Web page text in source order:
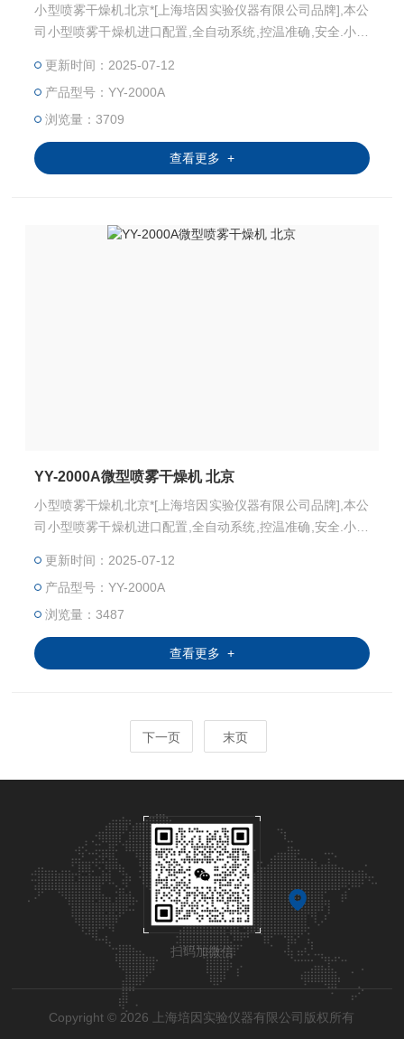
小型喷雾干燥机北京*[上海培因实验仪器有限公司品牌],本公
司小型喷雾干燥机进口配置,全自动系统,控温准确,安全.小型
究所和食品医药化工企业实验室生产微量颗粒粉末，对所有
溶液如乳浊液、悬浮液具有广谱适用性,适用于对 热敏感性
物的干燥如生物制品、生物农药、酶制剂等，因所喷出的物
料只是在喷成雾状大小颗粒时才受到高温，故只是瞬间受
更新时间：2025-07-12
产品型号：YY-2000A
浏览量：3709
查看更多 +
YY-2000A微型喷雾干燥机 北京
小型喷雾干燥机北京*[上海培因实验仪器有限公司品牌],本公
司小型喷雾干燥机进口配置,全自动系统,控温准确,安全.小型
究所和食品医药化工企业实验室生产微量颗粒粉末，对所有
溶液如乳浊液、悬浮液具有广谱适用性,适用于对 热敏感性
物的干燥如生物制品、生物农药、酶制剂等，因所喷出的物
料只是在喷成雾状大小颗粒时才受到高温，故只是瞬间受
更新时间：2025-07-12
产品型号：YY-2000A
浏览量：3487
查看更多 +
下一页 末页
扫码加微信
Copyright © 2026 上海培因实验仪器有限公司版权所有